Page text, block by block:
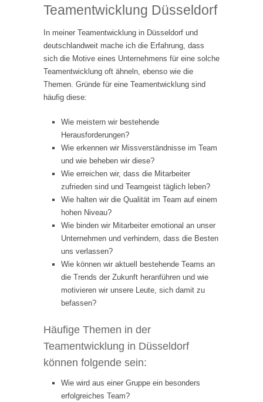
Teamentwicklung Düsseldorf
In meiner Teamentwicklung in Düsseldorf und
deutschlandweit mache ich die Erfahrung, dass
sich die Motive eines Unternehmens für eine solche
Teamentwicklung oft ähneln, ebenso wie die
Themen. Gründe für eine Teamentwicklung sind
häufig diese:
Wie meistern wir bestehende
Herausforderungen?
Wie erkennen wir Missverständnisse im Team
und wie beheben wir diese?
Wie erreichen wir, dass die Mitarbeiter
zufrieden sind und Teamgeist täglich leben?
Wie halten wir die Qualität im Team auf einem
hohen Niveau?
Wie binden wir Mitarbeiter emotional an unser
Unternehmen und verhindern, dass die Besten
uns verlassen?
Wie können wir aktuell bestehende Teams an
die Trends der Zukunft heranführen und wie
motivieren wir unsere Leute, sich damit zu
befassen?
Häufige Themen in der
Teamentwicklung in Düsseldorf
können folgende sein:
Wie wird aus einer Gruppe ein besonders
erfolgreiches Team?